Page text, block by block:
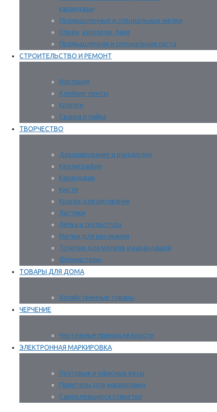
карандаши
Промышленные и специальные мелки
Спреи, аэрозоли, лаки
Промышленная и специальная паста
СТРОИТЕЛЬСТВО И РЕМОНТ
Изоляция
Клейкие ленты
Крепеж
Сварка и пайка
ТВОРЧЕСТВО
Декорирование и рукоделие
Каллиграфия
Карандаши
Кисти
Краски для рисования
Ластики
Лепка и скульптура
Мелки для рисования
Точилки для мелков и карандашей
Фломастеры
ТОВАРЫ ДЛЯ ДОМА
Хозяйственные товары
ЧЕРЧЕНИЕ
Чертежные принадлежности
ЭЛЕКТРОННАЯ МАРКИРОВКА
Почтовые и офисные весы
Принтеры для маркировки
Самоклеящиеся этикетки